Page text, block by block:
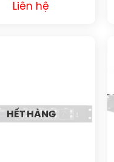
Liên hệ
HẾT HÀNG